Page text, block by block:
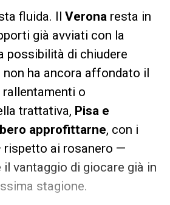
fluida. Il Verona resta in
già avviati con la
possibilità di chiudere
non ha ancora affondato il
o
trattativa, Pisa e
approfittarne, con i
rispetto ai rosanero —
il vantaggio di giocare già in
stagione.